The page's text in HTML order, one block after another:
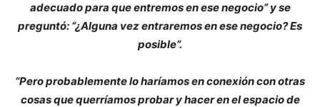
adecuado para que entremos en ese negocio” y se
preguntó: “¿Alguna vez entraremos en ese negocio? Es
posible”.
“Pero probablemente lo haríamos en conexión con otras
cosas que querríamos probar y hacer en el espacio de